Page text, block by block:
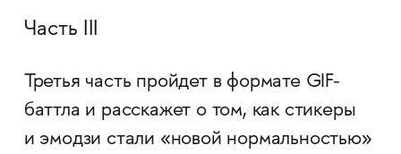
Часть III
Третья часть пройдет в формате GIF-
баттла и расскажет о том, как стикеры
и эмодзи стали «новой нормальностью»